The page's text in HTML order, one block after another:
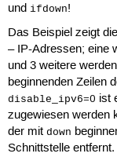
und ifdown!
Das Beispiel zeigt
– IP-Adressen; eine
und 3 weitere
beginnenden Zeilen
disable_ipv6=0 ist
zugewiesen werden
der mit down
Schnittstelle entfernt.